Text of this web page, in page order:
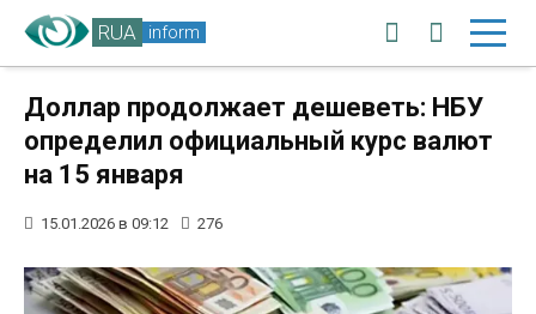
RUA inform
Доллар продолжает дешеветь: НБУ
определил официальный курс валют
на 15 января
15.01.2026 в 09:12 276